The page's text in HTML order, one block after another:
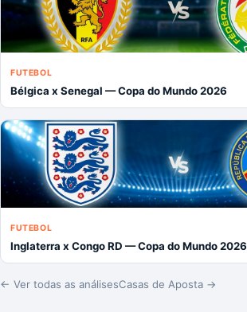
FUTEBOL
Bélgica x Senegal — Copa do Mundo 2026
FUTEBOL
Inglaterra x Congo RD — Copa do Mundo 2026
← Ver todas as análisesCasas de Aposta →